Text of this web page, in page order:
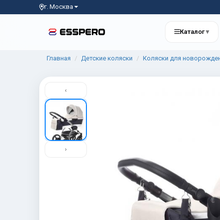
г. Москва
Каталог▾
Главная Детские коляски Коляски для
‹
›